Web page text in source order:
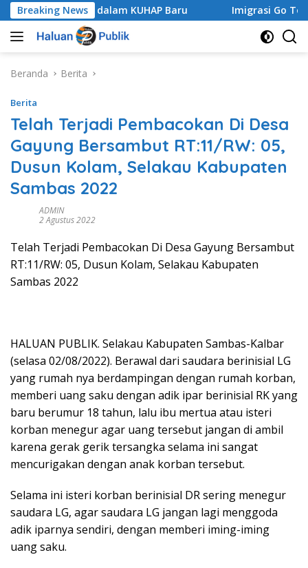
Langsung
ke
konten
Breaking News
dalam KUHAP Baru Imigrasi Go To School
Beranda Berita
Berita
Telah Terjadi Pembacokan Di Desa
Gayung Bersambut RT:11/RW: 05,
Dusun Kolam, Selakau Kabupaten
Sambas 2022
ADMIN
2 Agustus 2022
Telah Terjadi Pembacokan Di Desa Gayung Bersambut
RT:11/RW: 05, Dusun Kolam, Selakau Kabupaten
Sambas 2022
HALUAN PUBLIK. Selakau Kabupaten Sambas-Kalbar
(selasa 02/08/2022). Berawal dari saudara berinisial LG
yang rumah nya berdampingan dengan rumah korban,
memberi uang saku dengan adik ipar berinisial RK yang
baru berumur 18 tahun, lalu ibu mertua atau isteri
korban menegur agar uang tersebut jangan di ambil
karena gerak gerik tersangka selama ini sangat
mencurigakan dengan anak korban tersebut.
Selama ini isteri korban berinisial DR sering menegur
saudara LG, agar saudara LG jangan lagi menggoda
adik iparnya sendiri, dengan memberi iming-iming
uang saku.